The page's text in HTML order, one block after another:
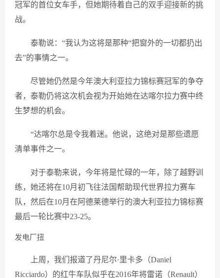
冠军的首位女车手，但她期待着自己的双手迎接新的挑
战。
泰勒说：“我认为这将是那种“把窗外的一切都扔出
去”的事情之一。
尽管她仍然是今年澳大利亚拉力锦标赛冠军的争夺
者，泰勒仍将这次机会视为开始她在达喀尔拉力赛中终
生梦想的机会。
“达喀尔总是令我着迷。他说，这绝对是那些遗愿
清单事件之一。
对于泰勒来说，今年将是忙碌的一年，除了越野训
练，她还将在10月初飞往法国帮助现代世界拉力赛车
队，然后在10月在阿德莱德举行的澳大利亚拉力锦标赛
最后一轮比赛中23-25。
发电厂扭
上周，我们报道了丹尼尔·里卡多（Daniel
Ricciardo）的红牛车队似乎在2016年将雷诺（Renault）